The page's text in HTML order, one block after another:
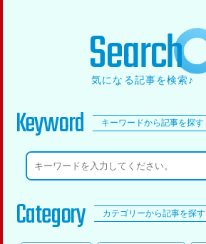
Search
気になる記事を検索♪
Keyword キーワードから記事を探す
Category カテゴリーから記事を探す